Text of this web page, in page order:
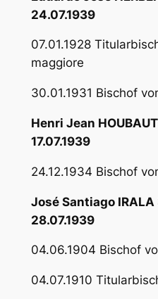
24.07.1939
07.01.1928
maggiore
30.01.1931 Bischof
Henri Jean
17.07.1939
24.12.1934 Bischof
José Santiago IRALA
28.07.1939
04.06.1904 Bischof
04.07.1910